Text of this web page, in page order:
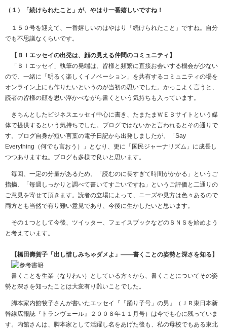
（１）「続けられたこと」が、やはり一番嬉しいですね！
１５０号を迎えて、一番嬉しいのはやはり「続けられたこと」ですね。自分
でも不思議なくらいです。
【ＢＩエッセイの出発は、顔の見える仲間のコミュニティ】
「ＢＩエッセイ」執筆の発端は、皆様と頻繁に直接お会いする機会が少ない
ので、一緒に「明るく楽しくイノベーション」を共有するコミュニティの場を
オンライン上にも作りたいというのが当初の思いでした。かっこよく言うと、
読者の皆様の顔を思い浮かべながら書くという気持ちも入っています。
きちんとしたビジネスエッセイ中心に書き、たまたまＷＥＢサイトという媒
体で提供するという気持ちでした。ブログではないかと言われるとその通りで
す。ブログ自身が短い言葉の電子日記から出発しましたが、「Say
Everything（何でも言おう）」となり、更に「国民ジャーナリズム」に成長し
つつありますね。ブログも多様で良いと思います。
毎回、一定の分量があるため、「読むのに長すぎて時間がかかる」というご
指摘、「毎週しっかりと調べて書いてすごいですね」というご評価と二通りの
ご意見を寄せて頂きます。読者の立場によって、ニーズや見方は色々あるので
両方とも当然で有り難い意見であり、今後に生かしたいと思います。
その１つとして今後、ツイッター、フェイスブックなどのＳＮＳを始めよう
と考えています。
【橋田壽賀子「出し惜しみちゃダメよ」――書くことの姿勢と深さを知る】
書くことを生業（なりわい）としている方々から、書くことについてその姿
勢と深さを知ったことは大変有り難いことでした。
脚本家内館牧子さんが書いたエッセイ『「踊り子号」の男』（ＪＲ東日本新
幹線広報誌『トランヴェール』２００８年１１月号）は今でも心に残っていま
す。内館さんは、脚本家として活躍し名をあげた後も、私の母校でもある東北